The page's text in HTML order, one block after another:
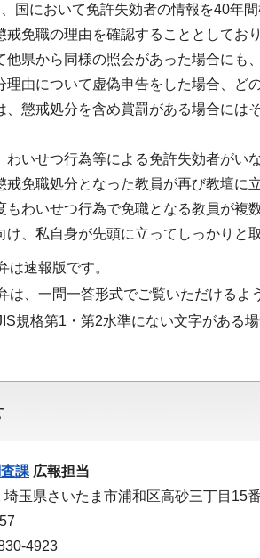
国において免許失効者の情報を40年
免職の理由を確認することとしており
他県から同様の照会があった場合にも
理由について虚偽申告をした場合、ど
、懲戒処分を含め賞罰がある場合には
わいせつ行為等による免許失効者がい
戒免職処分となった教員が再び教壇に
もわいせつ行為で免職となる教員が複
け、私自身が先頭に立ってしっかりと
は速報版です。
は、一問一答形式でご覧いただける
規格第1・第2水準にない文字がある
課 広報担当
玉県さいたま市浦和区高砂三丁目15
4923